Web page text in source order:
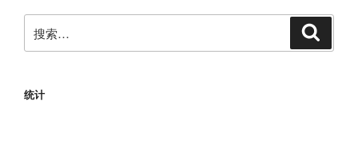
索：
统计